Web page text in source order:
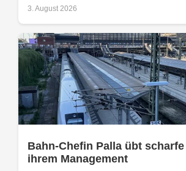
3. August 2026
Bahn-Chefin Palla übt
ihrem Management